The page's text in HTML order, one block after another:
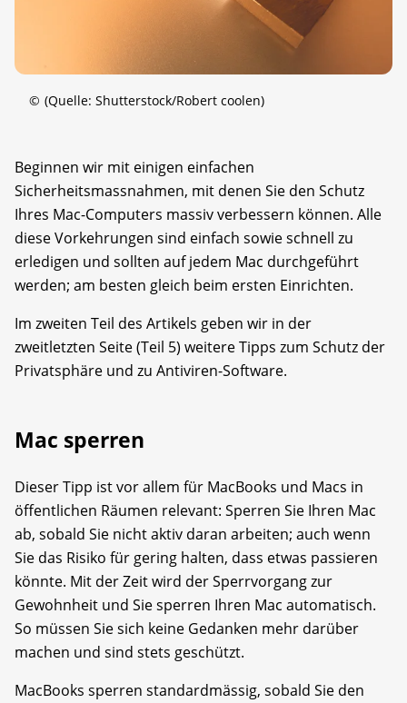
© (Quelle: Shutterstock/Robert coolen)
Beginnen wir mit einigen einfachen
Sicherheitsmassnahmen, mit denen Sie den Schutz
Ihres Mac-Computers massiv verbessern können. Alle
diese Vorkehrungen sind einfach sowie schnell zu
erledigen und sollten auf jedem Mac durchgeführt
werden; am besten gleich beim ersten Einrichten.
Im zweiten Teil des Artikels geben wir in der
zweitletzten Seite (Teil 5) weitere Tipps zum Schutz der
Privatsphäre und zu Antiviren-Software.
Mac sperren
Dieser Tipp ist vor allem für MacBooks und Macs in
öffentlichen Räumen relevant: Sperren Sie Ihren Mac
ab, sobald Sie nicht aktiv daran arbeiten; auch wenn
Sie das Risiko für gering halten, dass etwas passieren
könnte. Mit der Zeit wird der Sperrvorgang zur
Gewohnheit und Sie sperren Ihren Mac automatisch.
So müssen Sie sich keine Gedanken mehr darüber
machen und sind stets geschützt.
MacBooks sperren standardmäs­sig, sobald Sie den